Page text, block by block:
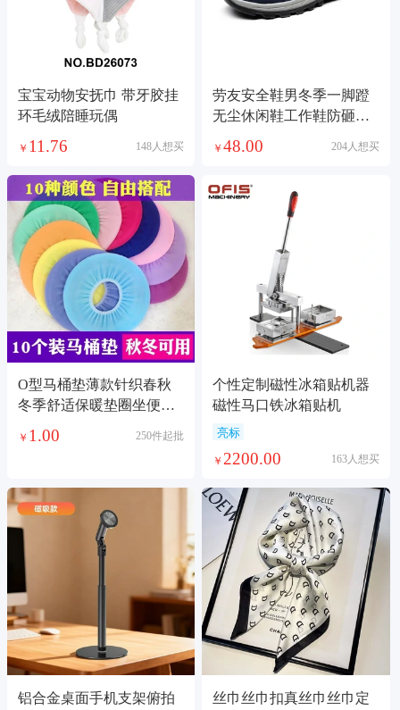
宝宝动物安抚巾 带牙胶挂
环毛绒陪睡玩偶
￥ 11.76 148人想买
劳友安全鞋男冬季一脚蹬
无尘休闲鞋工作鞋防砸穿
￥48.00 204人想买
O型马桶垫薄款针织春秋
冬季舒适保暖垫圈坐便垫
￥ 1.00 250件起批
个性定制磁性冰箱贴机器
磁性马口铁冰箱贴机
亮标
￥2200.00 163人想买
铝合金桌面手机支架俯拍 丝巾丝巾扣真丝巾丝巾定